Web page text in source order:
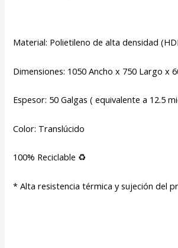
Material: Polietileno de alta densidad
Dimensiones: 1050 Ancho x 750 Largo x
Espesor: 50 Galgas ( equivalente a 12.5
Color: Translúcido
100% Reciclable ♻
* Alta resistencia térmica y sujeción del